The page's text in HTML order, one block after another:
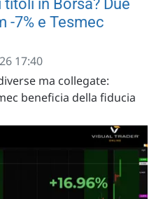
in Borsa? Due
-7% e Tesmec
17:40
ma collegate:
beneficia della fiducia